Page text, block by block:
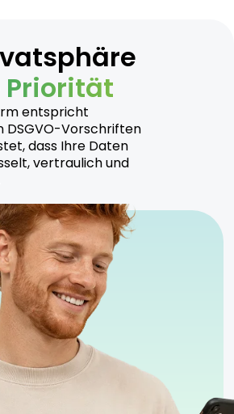
Priorität
entspricht
DSGVO-Vorschriften
dass Ihre Daten
vertraulich und